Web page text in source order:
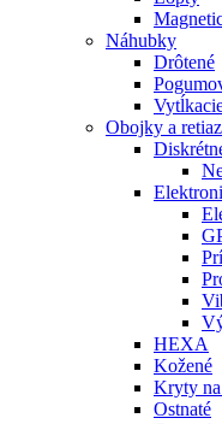
Náhubky
Drôtené
Obojky a
HEXA
Kožené
Kryty
Ostnaté